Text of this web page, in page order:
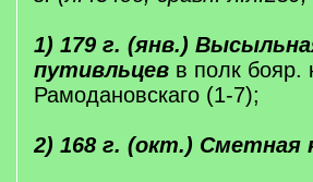
1) 179 г. (янв.)
путивльцев в полк бояр.
Рамодановскаго (1-7);
2) 168 г. (окт.) Сметная